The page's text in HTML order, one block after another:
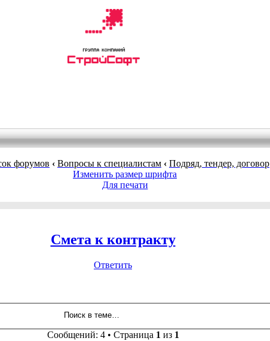
форумов ‹ Вопросы к специалистам ‹ Подряд, тендер, договор
Изменить размер шрифта
Для печати
Смета к контракту
Ответить
Сообщений: 4 • Страница 1из 1